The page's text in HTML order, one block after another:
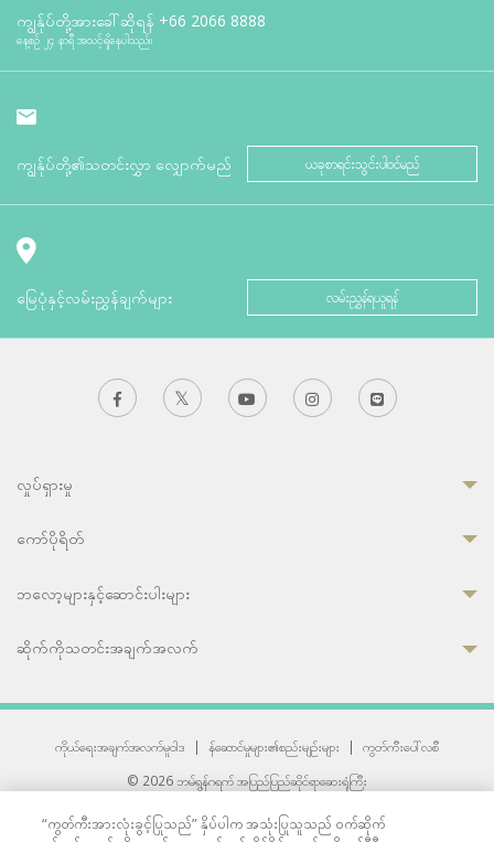
ကျွန်ုပ်တို့အားခေါ်ဆိုရန် +66 2066 8888
နေ့စဉ် ၂၄ နာရီ အသင့်ရှိနေပါသည်။
ကျွန်ုပ်တို့၏သတင်းလွှာ လျှောက်မည် ယခုစာရင်းသွင်းပါဝင်မည်
မြေပုံနှင့်လမ်းညွှန်ချက်များ လမ်းညွှန်ရယူရန်
လှုပ်ရှားမှု
ကော်ပိုရိတ်
ဘလော့များနှင့်ဆောင်းပါးများ
ဆိုက်ကိုသတင်းအချက်အလက်
ကိုယ်ရေးအချက်အလက်မူဝါဒ | န်ဆောင်မှုများ၏စည်းမျဉ်းများ |
ကွတ်ကီးပေါ်လစီ
© 2026 ဘမ်ရွန်ဂရက် အပြည်ပြည်ဆိုင်ရာဆေးရုံကြီး
“ကွတ်ကီးအားလုံးခွင့်ပြုသည်” နှိပ်ပါက အသုံးပြုသူသည် ဝက်ဆိုက်